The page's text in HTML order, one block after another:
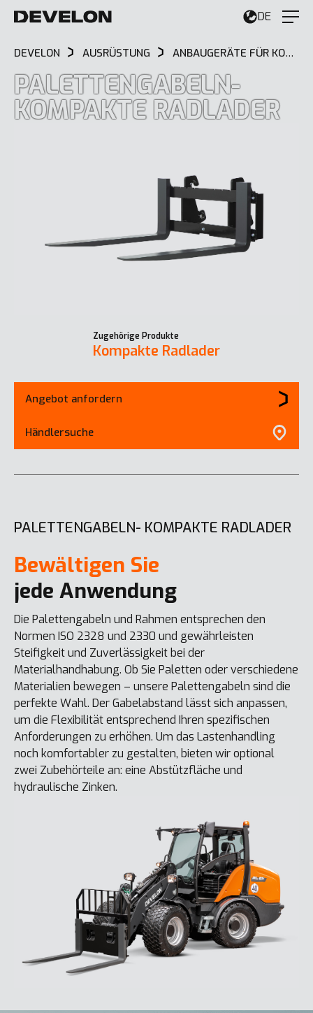
DE
DEVELON AUSRÜSTUNG ANBAUGERÄTE FÜR KOMPAKT-RADLADER
PALETTENGABELN-
KOMPAKTE RADLADER
Zugehörige Produkte
Kompakte Radlader
Angebot anfordern
Händlersuche
PALETTENGABELN- KOMPAKTE RADLADER
Bewältigen Sie
jede Anwendung
Die Palettengabeln und Rahmen entsprechen den
Normen ISO 2328 und 2330 und gewährleisten
Steifigkeit und Zuverlässigkeit bei der
Materialhandhabung. Ob Sie Paletten oder verschiedene
Materialien bewegen – unsere Palettengabeln sind die
perfekte Wahl. Der Gabelabstand lässt sich anpassen,
um die Flexibilität entsprechend Ihren spezifischen
Anforderungen zu erhöhen. Um das Lastenhandling
noch komfortabler zu gestalten, bieten wir optional
zwei Zubehörteile an: eine Abstützfläche und
hydraulische Zinken.